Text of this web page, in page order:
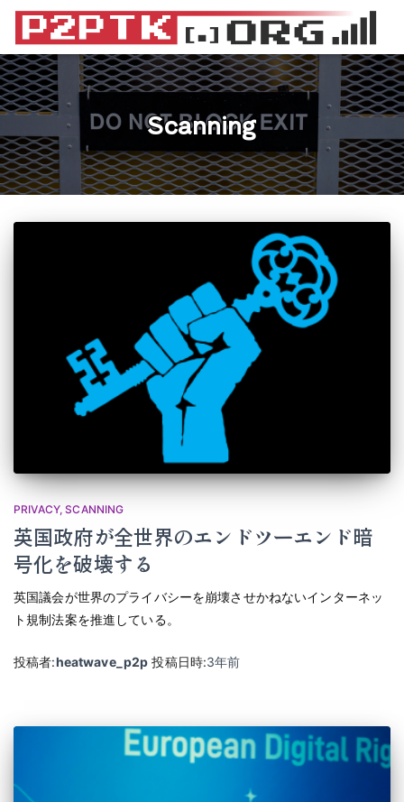
Scanning
PRIVACY SCANNING
英国政府が全世界のエンドツーエンド暗
号化を破壊する
英国議会が世界のプライバシーを崩壊させかねないインターネッ
ト規制法案を推進している。
投稿者:heatwave_p2p 投稿日時:3年前